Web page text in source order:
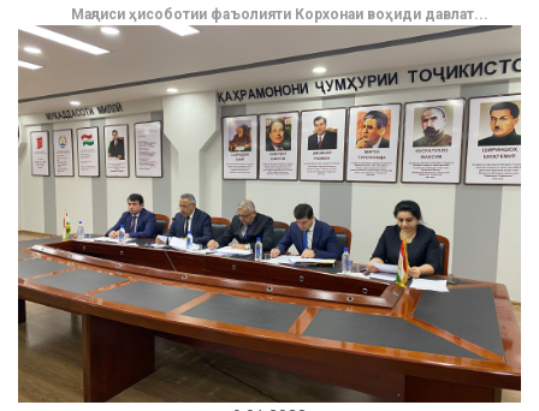
Маҷлиси ҳисоботии фаъолияти Корхонаи воҳиди давлат...